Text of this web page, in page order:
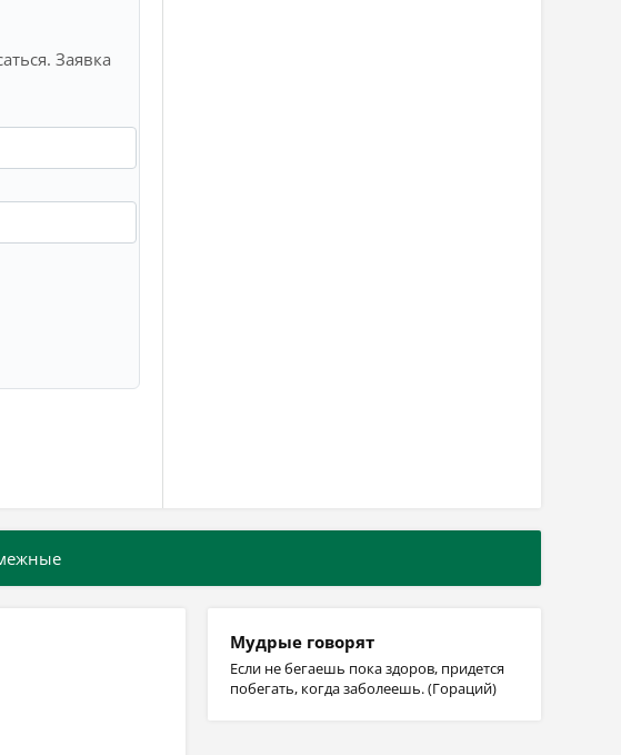
Заявка
Мудрые говорят
Если не бегаешь пока здоров, придется
побегать, когда заболеешь. (Гораций)